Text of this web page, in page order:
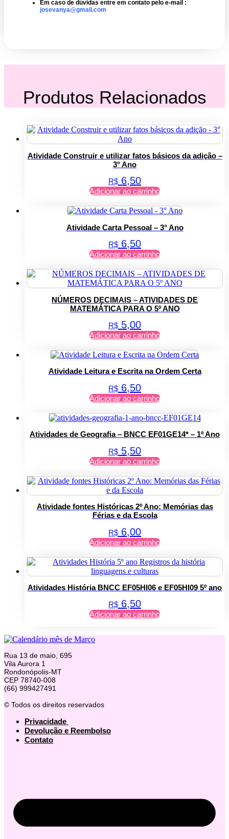
Em caso de dúvidas entre em contato pelo e-mail :
josevanya@gmail.com
Produtos Relacionados
Atividade Construir e utilizar fatos básicos da adição –
3° Ano
R$ 6,50
Adicionar ao carrinho
Atividade Carta Pessoal – 3° Ano
R$ 6,50
Adicionar ao carrinho
NÚMEROS DECIMAIS – ATIVIDADES DE
MATEMÁTICA PARA O 5º ANO
R$ 5,00
Adicionar ao carrinho
Atividade Leitura e Escrita na Ordem Certa
R$ 6,50
Adicionar ao carrinho
Atividades de Geografia – BNCC EF01GE14* – 1º Ano
R$ 5,50
Adicionar ao carrinho
Atividade fontes Históricas 2º Ano: Memórias das
Férias e da Escola
R$ 6,00
Adicionar ao carrinho
Atividades História BNCC EF05HI06 e EF05HI09 5º ano
R$ 6,50
Adicionar ao carrinho
Rua 13 de maio, 695
Vila Aurora 1
Rondonópolis-MT
CEP 78740-008
(66) 999427491
© Todos os direitos reservados
Privacidade
Devolução e Reembolso
Contato